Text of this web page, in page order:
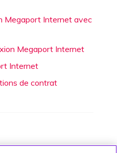
Megaport Internet avec
Megaport Internet
Internet
de contrat